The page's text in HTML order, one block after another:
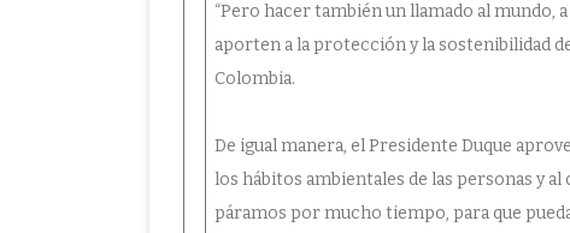
“Pero hacer también un llamado al mundo,
aporten a la protección y la sostenibilidad
Colombia.
De igual manera, el Presidente Duque
los hábitos ambientales de las personas y
páramos por mucho tiempo, para que